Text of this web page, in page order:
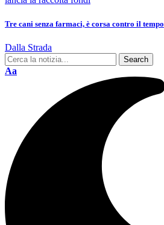
Tre cani senza farmaci, è corsa contro il tempo
Dalla Strada
Aa